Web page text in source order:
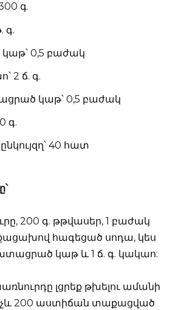
գ.
գ.
0,5 բաժակ
2 ճ. գ.
կաթ՝ 0,5 բաժակ
գ.
40 հատ
200 գ. թթվասեր, 1 բաժակ
հագեցած սոդա, կես
կաթ և 1 ճ. գ. կակաո:
լցրեք թխելու ամանի
200 աստիճան տաքացված